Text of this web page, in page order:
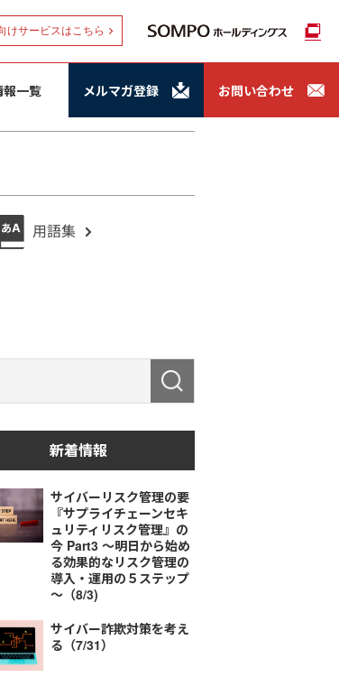
けサービスはこちら
報一覧 メルマガ登録 お問い合わせ
新着情報
サイバーリスク管理の要
『サプライチェーンセキ
ュリティリスク管理』の
今 Part3 ～明日から始め
る効果的なリスク管理の
導入・運用の５ステップ
～（8/3)
サイバー詐欺対策を考え
る（7/31）